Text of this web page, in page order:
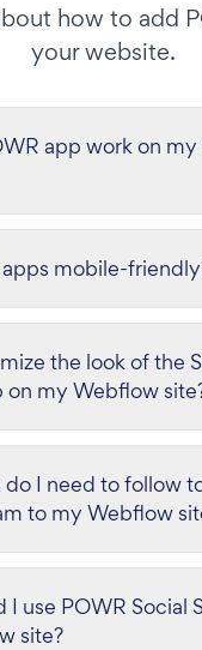
how to add
your website.
app work on
mobile-
the look of the
on my Webflow
I need to follow
to my Webflow
I use POWR Social
site?